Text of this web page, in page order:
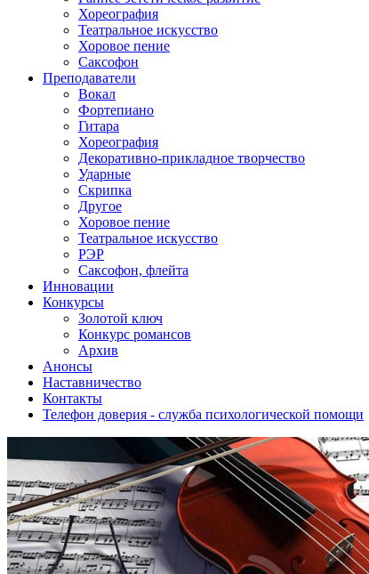
Хореография
Театральное искусство
Хоровое пение
Саксофон
Преподаватели
Вокал
Фортепиано
Гитара
Хореография
Декоративно-прикладное творчество
Ударные
Скрипка
Другое
Хоровое пение
Театральное искусство
РЭР
Саксофон, флейта
Инновации
Конкурсы
Золотой ключ
Конкурс романсов
Архив
Анонсы
Наставничество
Контакты
Телефон доверия - служба психологической помощи